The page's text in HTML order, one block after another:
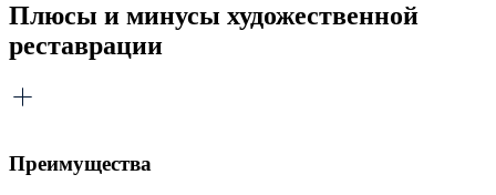
Плюсы и минусы художественной
реставрации
Преимущества